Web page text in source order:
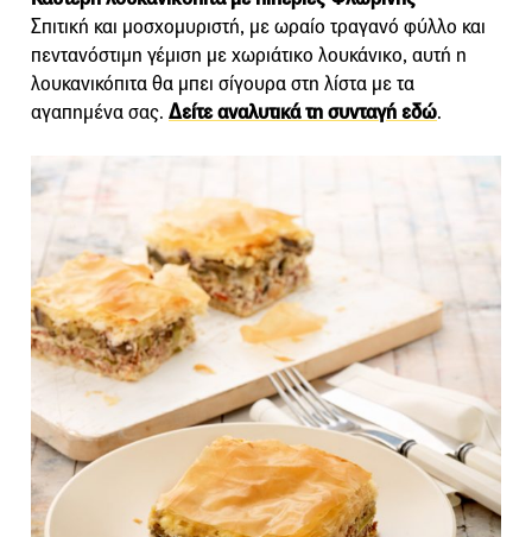
Σπιτική και μοσχομυριστή, με ωραίο τραγανό φύλλο και
πεντανόστιμη γέμιση με χωριάτικο λουκάνικο, αυτή η
λουκανικόπιτα θα μπει σίγουρα στη λίστα με τα
αγαπημένα σας. Δείτε αναλυτικά τη συνταγή εδώ.